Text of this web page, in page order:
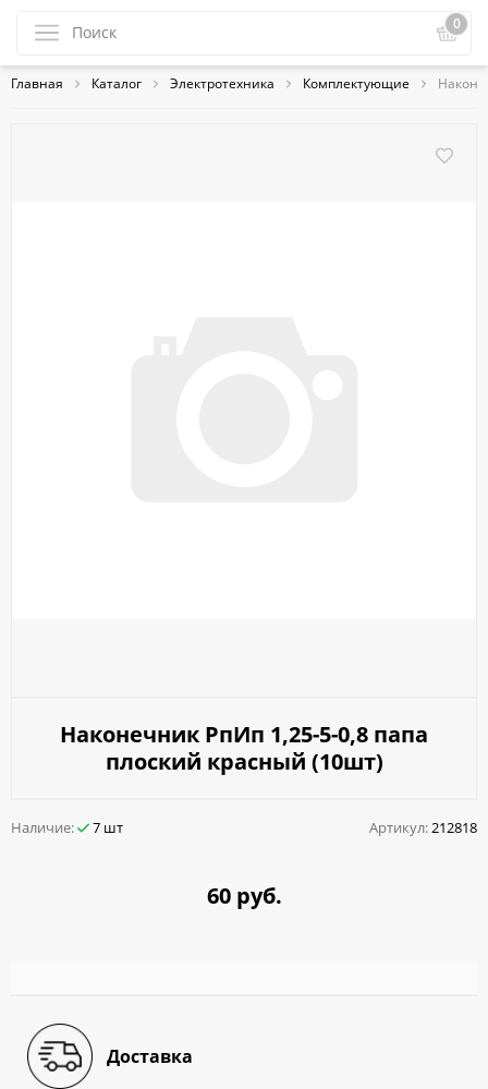
0
Главная Каталог Электротехника Комплектующие
Наконечник РпИп 1,25-5-0,8 папа
плоский красный (10шт)
Наличие: 7 шт Артикул:212818
60 руб.
Доставка